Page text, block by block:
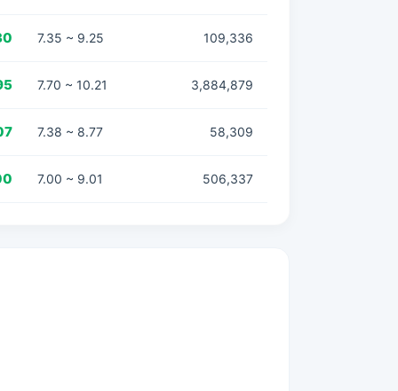
7.35 ~ 9.25 109,336
7.70 ~ 10.21 3,884,879
7.38 ~ 8.77 58,309
7.00 ~ 9.01 506,337